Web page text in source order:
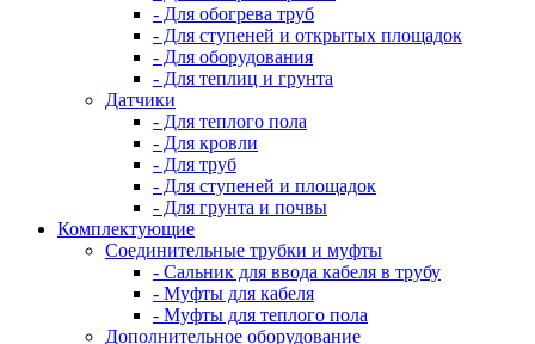
- Для обогрева труб
- Для ступеней и открытых площадок
- Для оборудования
- Для теплиц и грунта
Датчики
- Для теплого пола
- Для кровли
- Для труб
- Для ступеней и площадок
- Для грунта и почвы
Комплектующие
Соединительные трубки и муфты
- Сальник для ввода кабеля в трубу
- Муфты для кабеля
- Муфты для теплого пола
Дополнительное оборудование